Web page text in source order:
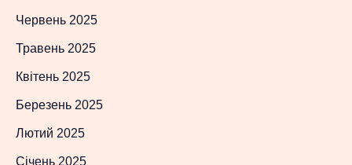
Червень 2025
Травень 2025
Квітень 2025
Березень 2025
Лютий 2025
Січень 2025